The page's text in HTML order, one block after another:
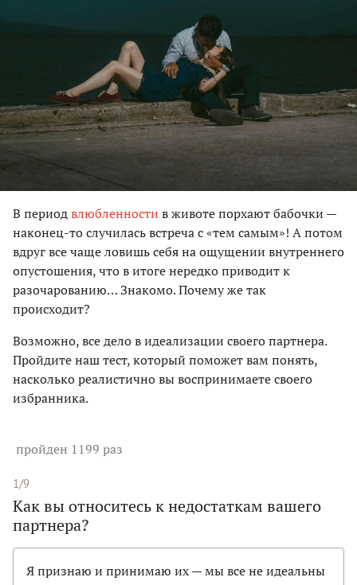
В периодвлюбленности в животе порхают бабочки —
наконец-то случилась встреча с «тем самым»! А потом
вдруг все чаще ловишь себя на ощущении внутреннего
опустошения, что в итоге нередко приводит к
разочарованию… Знакомо. Почему же так
происходит?
Возможно, все дело в идеализации своего партнера.
Пройдите наш тест, который поможет вам понять,
насколько реалистично вы воспринимаете своего
избранника.
пройден 1199 раз
1/9
Как вы относитесь к недостаткам вашего
партнера?
Я признаю и принимаю их — мы все не идеальны